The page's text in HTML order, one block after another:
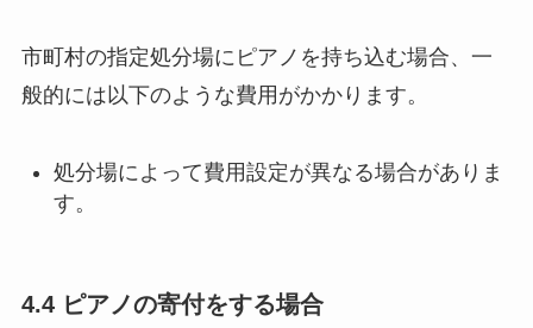
市町村の指定処分場にピアノを持ち込む場合、一
般的には以下のような費用がかかります。
処分場によって費用設定が異なる場合がありま
す。
4.4 ピアノの寄付をする場合